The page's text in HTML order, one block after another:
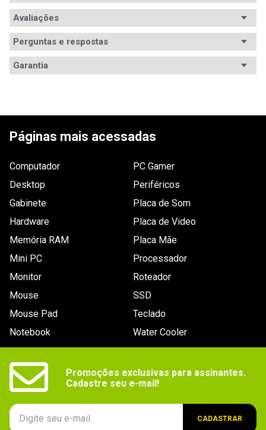
Processador
Modelo
processador
Celeron N3350
Memória RAM 4GB DDR3L
Armazenamento
Tamanho da tela 15.6pol
Resolução da
Conexões
Áudio 3.5mm P2, HDMI, RJ-45 10/100, Rede WiFi,
Operacional
Segmento
Bateria
- Especificações: 2 células / 30WHr.
informações
- 60Hz.
Dimensões
Peso 2,06kg.
Avaliações
Avaliações
ESCREVER AVALIAÇÃO
Perguntas e respostas
Garantia
Páginas mais acessadas
Computador
Desktop
Gabinete
Hardware
Memória RAM
Mini PC
Monitor
Mouse
Mouse Pad
Notebook
PC Gamer
Periféricos
Placa de Som
Placa de Video
Placa Mãe
Processador
Roteador
SSD
Teclado
Water Cooler
Promoções exclusivas para assinantes.
Cadastre seu e-mail!
CADASTRAR